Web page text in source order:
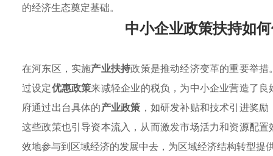
的经济生态奠定基础。
中小企业政策扶持如
在河东区，实施产业扶持政策是推动经济变革的重要举
过设定优惠政策来减轻企业的税负，为中小企业营造了
府通过出台具体的产业政策 ，如研发补贴和技术引进奖
这些政策也引导资本流入，从而激发市场活力和资源配
效地参与到区域经济的发展中去，为区域经济结构转型提